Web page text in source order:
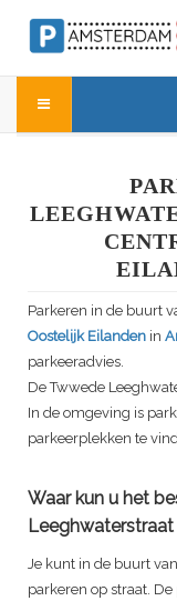
Parkeren in de buurt
Oostelijk Eilanden in
parkeeradvies.
DeTwwede
In de omgeving is
parkeerplekken te
Waar kun u het
Leeghwaterstraat
Je kunt in de buurt
parkeren op straat.